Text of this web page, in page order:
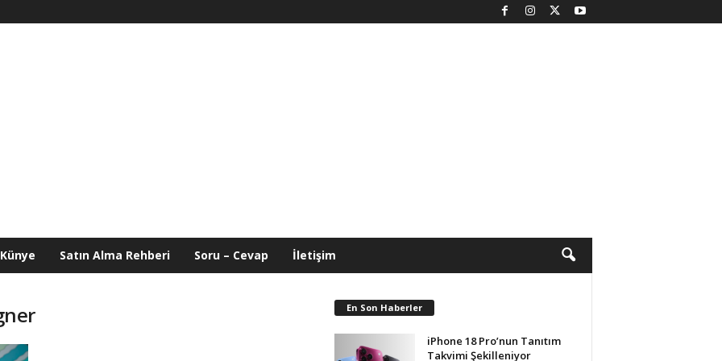
Künye Satın Alma Rehberi Soru – Cevap İletişim
En Son Haberler
iPhone 18 Pro’nun Tanıtım
Takvimi Şekilleniyor